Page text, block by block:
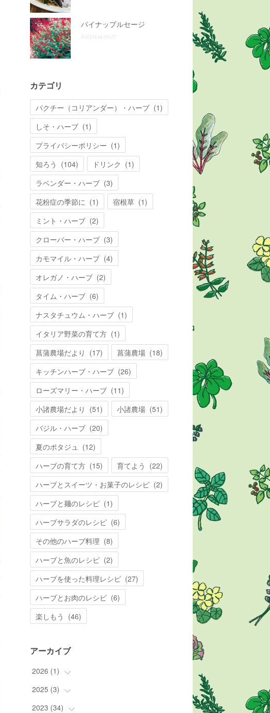
パイナップルセージ
2023.11.14 00:27
カテゴリ
パクチー（コリアンダー）・ハーブ (1)
しそ・ハーブ (1)
プライバシーポリシー (1)
知ろう (104) ドリンク (1)
ラベンダー・ハーブ (3)
花粉症の季節に (1) 宿根草 (1)
ミント・ハーブ (2)
クローバー・ハーブ (3)
カモマイル・ハーブ (4)
オレガノ・ハーブ (2)
タイム・ハーブ (6)
ナスタチュウム・ハーブ (1)
イタリア野菜の育て方 (1)
菖蒲農場だより (17) 菖蒲農場 (18)
キッチンハーブ・ハーブ (26)
ローズマリー・ハーブ (11)
小諸農場だより (51) 小諸農場 (51)
バジル・ハーブ (20)
夏のポタジュ (12)
ハーブの育て方 (15) 育てよう (22)
ハーブとスイーツ・お菓子のレシピ (2)
ハーブと麺のレシピ (1)
ハーブサラダのレシピ (6)
その他のハーブ料理 (8)
ハーブと魚のレシピ (2)
ハーブを使った料理レシピ (27)
ハーブとお肉のレシピ (6)
楽しもう (46)
アーカイブ
2026 (1)
(1
2025 (3)
(3)
2023 (34)